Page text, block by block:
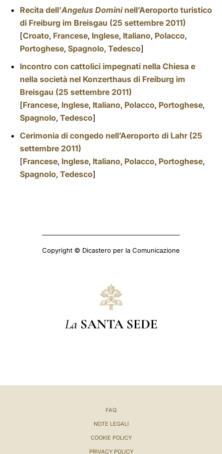
Recita dell'Angelus Domininell’Aeroporto turistico
di Freiburg im Breisgau (25 settembre 2011)
[Croato, Francese, Inglese, Italiano, Polacco,
Portoghese, Spagnolo, Tedesco]
Incontro con cattolici impegnati nella Chiesa e
nella società nel Konzerthaus di Freiburg im
Breisgau (25 settembre 2011)
[Francese, Inglese, Italiano, Polacco, Portoghese,
Spagnolo, Tedesco]
Cerimonia di congedo nell’Aeroporto di Lahr (25
settembre 2011)
[Francese, Inglese, Italiano, Polacco, Portoghese,
Spagnolo, Tedesco]
Copyright © Dicastero per la Comunicazione
La SANTA SEDE
FAQ
NOTE LEGALI
COOKIE POLICY
PRIVACY POLICY